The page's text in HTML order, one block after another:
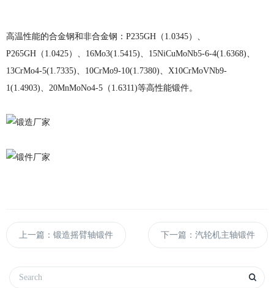
高温性能的合金钢和非合金钢： P235GH（1.0345）、
P265GH（1.0425）、16Mo3(1.5415)、15NiCuMoNb5-6-4(1.6368)、
13CrMo4-5(1.7335)、10CrMo9-10(1.7380)、X10CrMoVNb9-
1(1.4903)、20MnMoNo4-5（1.6311)等高性能锻件。
上一篇：锻造摇臂轴锻件 下一篇：汽轮机主轴锻件